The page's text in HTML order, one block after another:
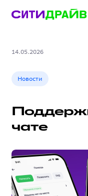
14.05.2026
Новости
чате